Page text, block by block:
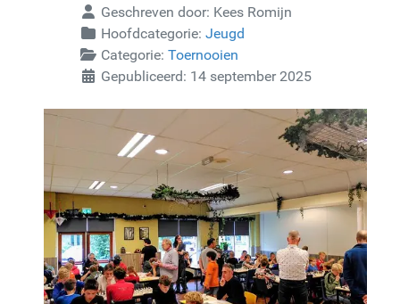
Geschreven door: Kees Romijn
Hoofdcategorie: Jeugd
Categorie: Toernooien
Gepubliceerd: 14 september 2025